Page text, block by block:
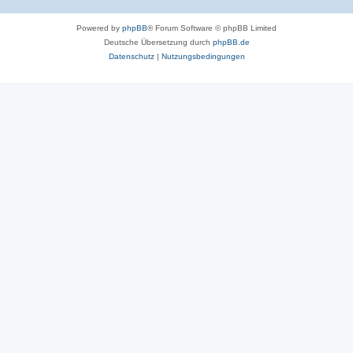
Powered by phpBB® Forum Software © phpBB Limited
Deutsche Übersetzung durch phpBB.de
Datenschutz| Nutzungsbedingungen